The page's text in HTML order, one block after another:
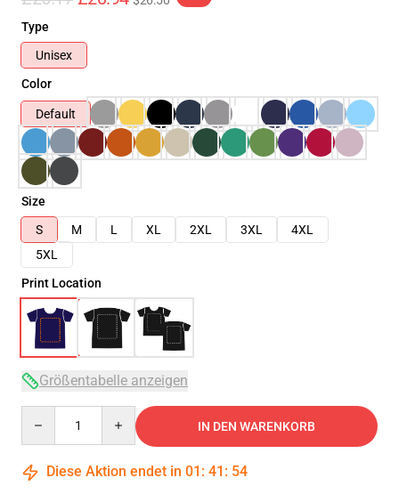
Type
Unisex
Color
Default
Size
S
M L XL 2XL 3XL
4XL
5XL
Print Location
Größentabelle anzeigen
IN DEN WARENKORB
Diese Aktion endet in 01 : 41 : 53